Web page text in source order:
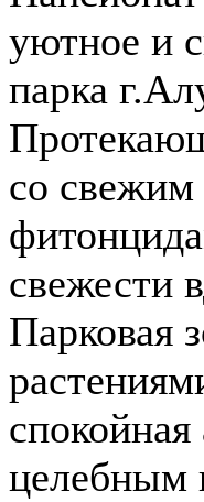
уютное и
парка
со
свежести
Парковая
целебным